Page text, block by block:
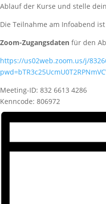
Ablauf der Kurse und stelle
Die Teilnahme am Infoabend ist
Zoom-Zugangsdaten für den
https://us02web.zoom.us/j/
Meeting-ID: 832 6613 4286
Kenncode: 806972